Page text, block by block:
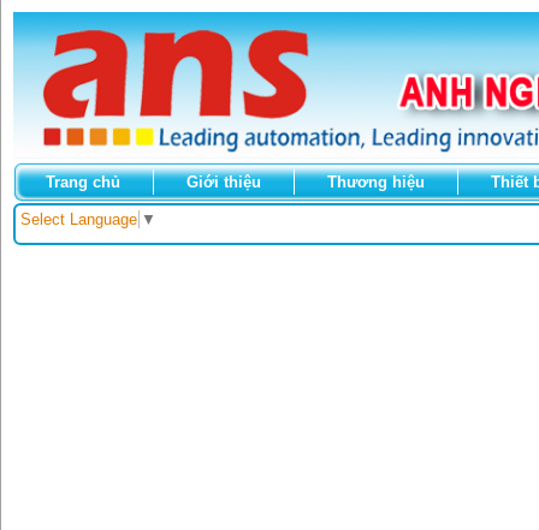
Trang chủ Giới thiệu Thương hiệu Thiết
Select Language ▼